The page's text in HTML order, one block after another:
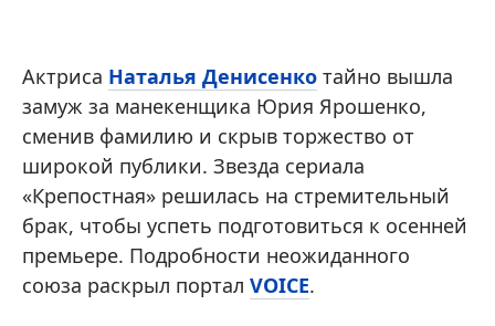
Актриса Наталья Денисенко тайно вышла
замуж за манекенщика Юрия Ярошенко,
сменив фамилию и скрыв торжество от
широкой публики. Звезда сериала
«Крепостная» решилась на стремительный
брак, чтобы успеть подготовиться к осенней
премьере. Подробности неожиданного
союза раскрыл портал VOICE.